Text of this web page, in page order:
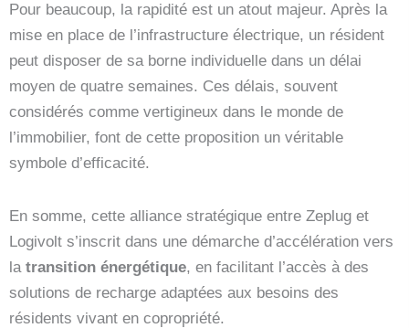
Pour beaucoup, la rapidité est un atout majeur. Après la
mise en place de l’infrastructure électrique, un résident
peut disposer de sa borne individuelle dans un délai
moyen de quatre semaines. Ces délais, souvent
considérés comme vertigineux dans le monde de
l’immobilier, font de cette proposition un véritable
symbole d’efficacité.
En somme, cette alliance stratégique entre Zeplug et
Logivolt s’inscrit dans une démarche d’accélération vers
la transition énergétique, en facilitant l’accès à des
solutions de recharge adaptées aux besoins des
résidents vivant en copropriété.